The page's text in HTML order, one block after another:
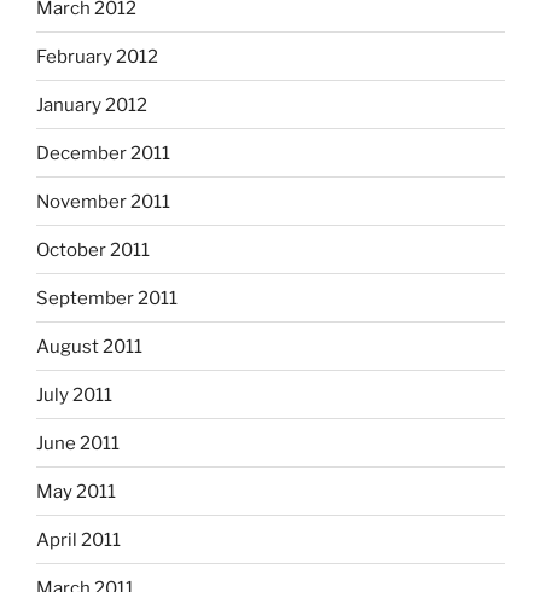
March 2012
February 2012
January 2012
December 2011
November 2011
October 2011
September 2011
August 2011
July 2011
June 2011
May 2011
April 2011